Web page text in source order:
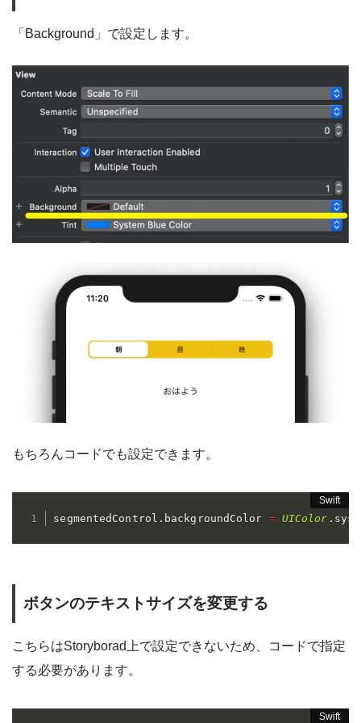
「Background」で設定します。
もちろんコードでも設定できます。
segmentedControl . backgroundColor = UIColor .
ボタンのテキストサイズを変更する
こちらはStoryborad上で設定できないため、コードで指定
する必要があります。